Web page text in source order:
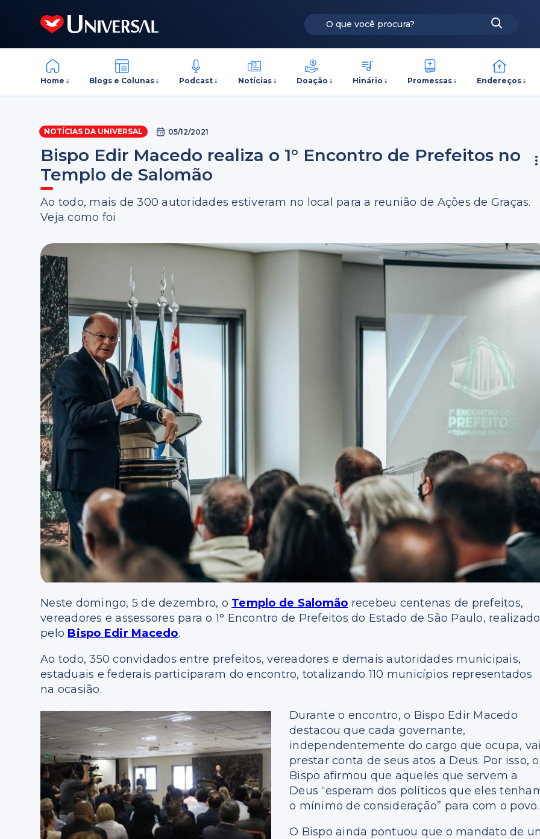
Home Blogs e Colunas Podcast Notícias Doação Hinário Promessas Endereços
NOTÍCIAS DA UNIVERSAL 05/12/2021
Bispo Edir Macedo realiza o 1° Encontro de Prefeitos no
Templo de Salomão
Ao todo, mais de 300 autoridades estiveram no local para a reunião de Ações de Graças.
Veja como foi
Neste domingo, 5 de dezembro, o Templo de Salomão recebeu centenas de prefeitos,
vereadores e assessores para o 1° Encontro de Prefeitos do Estado de São Paulo, realizado
pelo Bispo Edir Macedo.
Ao todo, 350 convidados entre prefeitos, vereadores e demais autoridades municipais,
estaduais e federais participaram do encontro, totalizando 110 municípios representados
na ocasião.
Durante o encontro, o Bispo Edir Macedo
destacou que cada governante,
independentemente do cargo que ocupa,
prestar conta de seus atos a Deus. Por isso, o
Bispo afirmou que aqueles que servem a
Deus “esperam dos políticos que eles
o mínimo de consideração” para com o
O Bispo ainda pontuou que o mandato de